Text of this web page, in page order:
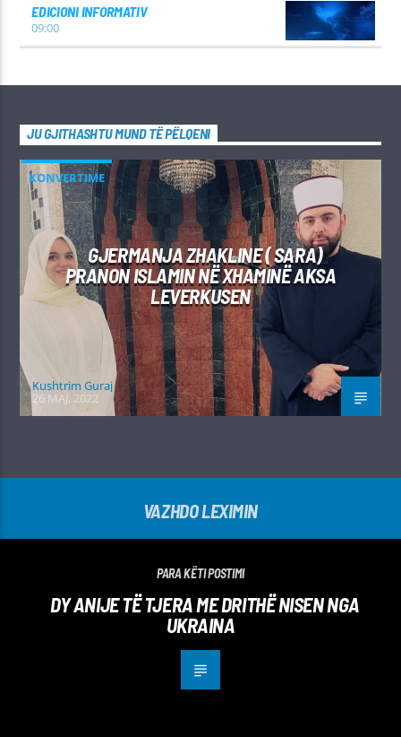
EDICIONI INFORMATIV
09:00
JU GJITHASHTU MUND TË PËLQENI
KONVERTIME
GJERMANJA ZHAKLINE ( SARA)
PRANON ISLAMIN NË XHAMINË AKSA
LEVERKUSEN
Kushtrim Guraj
26 MAJ, 2022
VAZHDO LEXIMIN
PARA KËTI POSTIMI
DY ANIJE TË TJERA ME DRITHË NISEN NGA
UKRAINA